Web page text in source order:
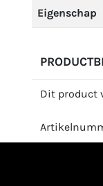
Eigenschap
Dit product